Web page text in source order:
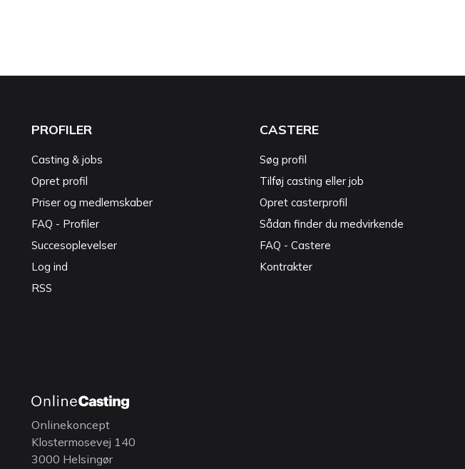
PROFILER
Casting & jobs
Opret profil
Priser og medlemskaber
FAQ - Profiler
Succesoplevelser
Log ind
RSS
CASTERE
Søg profil
Tilføj casting eller job
Opret casterprofil
Sådan finder du medvirkende
FAQ - Castere
Kontrakter
Onlinekoncept
Klostermosevej 140
3000 Helsingør